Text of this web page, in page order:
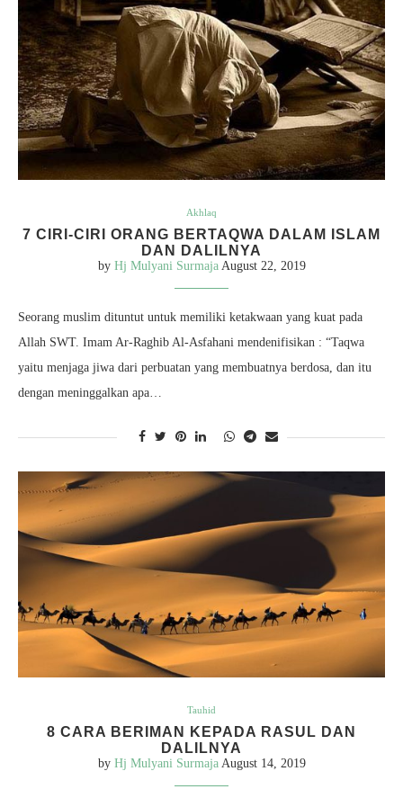
Akhlaq
7 CIRI-CIRI ORANG BERTAQWA DALAM ISLAM
DAN DALILNYA
by Hj Mulyani Surmaja August 22, 2019
Seorang muslim dituntut untuk memiliki ketakwaan yang kuat pada
Allah SWT. Imam Ar-Raghib Al-Asfahani mendenifisikan : “Taqwa
yaitu menjaga jiwa dari perbuatan yang membuatnya berdosa, dan itu
dengan meninggalkan apa…
Tauhid
8 CARA BERIMAN KEPADA RASUL DAN
DALILNYA
by Hj Mulyani Surmaja August 14, 2019